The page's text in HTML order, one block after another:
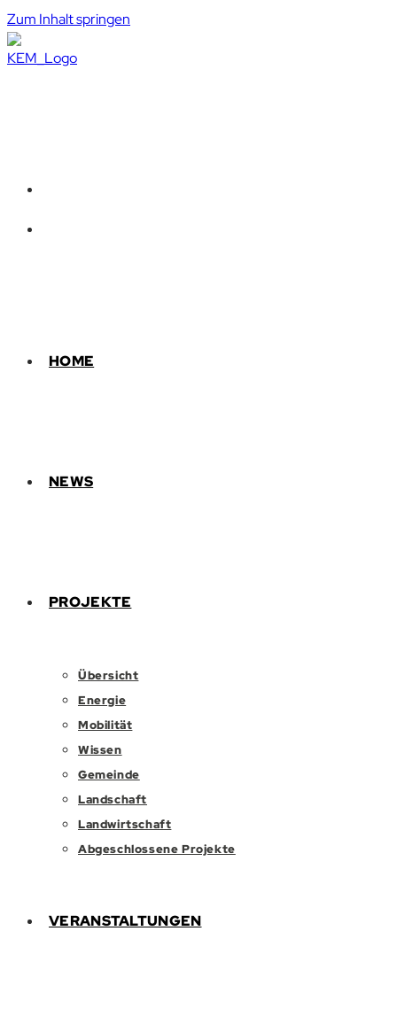
Zum Inhalt springen
HOME
NEWS
PROJEKTE
Übersicht
Energie
Mobilität
Wissen
Gemeinde
Landschaft
Landwirtschaft
Abgeschlossene Projekte
VERANSTALTUNGEN